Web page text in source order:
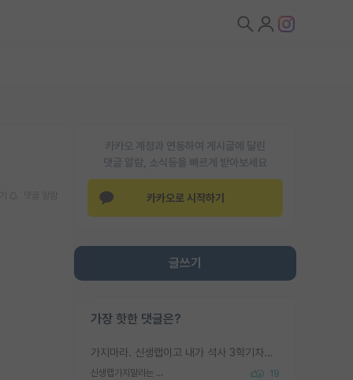
카카오 계정과 연동하여 게시글에 달린
댓글 알람, 소식등을 빠르게 받아보세요
카카오로 시작하기
글쓰기
가장 핫한 댓글은?
가지마라. 신생랩이고 내가 석사 3학기차인데 최고참인데 나도 아무것도 모르는데 교수가 후배들 왜 논문 교육 안시키냐. 논문 왜 안 써오냐 닦달한다
신생랩가지말라는 이유가 있었구나 19